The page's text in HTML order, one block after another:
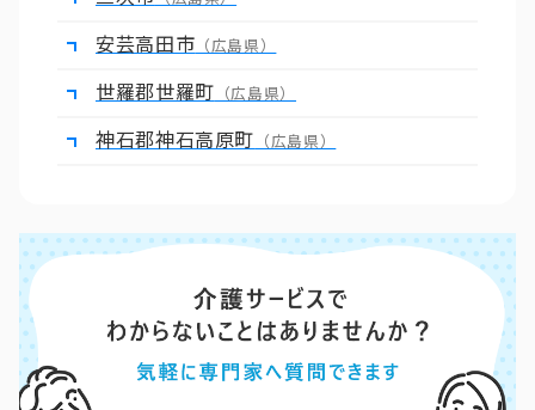
安芸高田市 （広島県）
世羅郡世羅町 （広島県）
神石郡神石高原町 （広島県）